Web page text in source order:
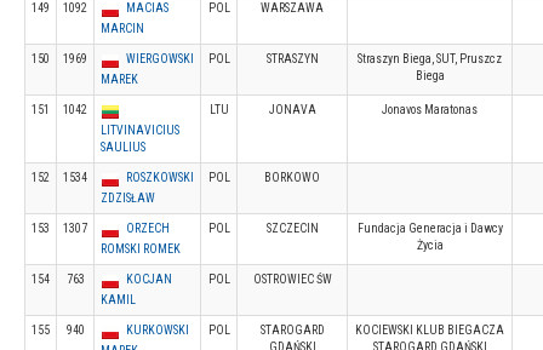
149 1092
MACIAS
MARCIN
POL WARSZAWA
150 1969
WIERGOWSKI
MAREK
POL STRASZYN
Straszyn Biega, SUT, Pruszcz
Biega
151
1042
LITVINAVICIUS
SAULIUS
LTU JONAVA Jonavos Maratonas
152 1534
ROSZKOWSKI
ZDZISŁAW
POL BORKOWO
153 1307
ORZECH
ROMSKI ROMEK
POL SZCZECIN
Fundacja Generacja i Dawcy
Życia
154 763
KOCJAN
KAMIL
POL OSTROWIEC ŚW
155 940
KURKOWSKI
POL
STAROGARD
GDAŃSKI
KOCIEWSKI KLUB BIEGACZA
STAROGARD GDAŃSKI